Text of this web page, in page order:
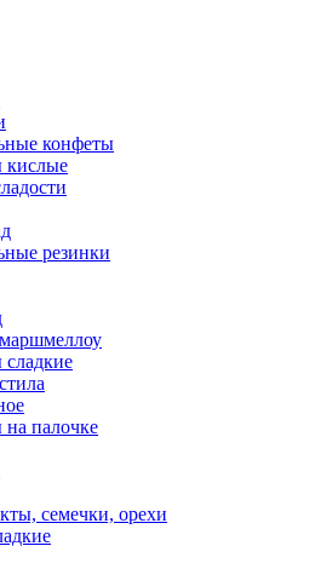
конфеты
кислые
резинки
палочке
семечки, орехи